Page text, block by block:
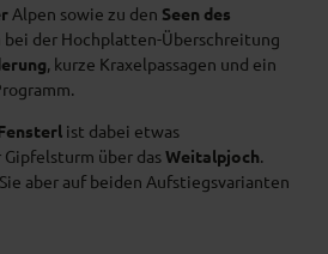
Alpen sowie zu den Seen des
bei der Hochplatten-Überschreitung
, kurze Kraxelpassagen und ein
ist dabei etwas
Gipfelsturm über dasWeitalpjoch.
aber auf beiden Aufstiegsvarianten